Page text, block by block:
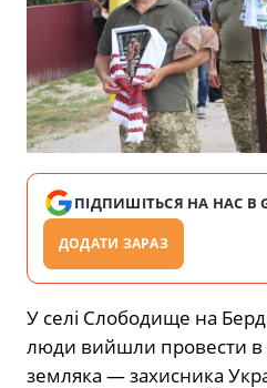
ПІДПИШІТЬСЯ НА НАС В
ДОДАТИ ЗАРАЗ
У селі Слободище на
люди вийшли провести в
земляка — захисника